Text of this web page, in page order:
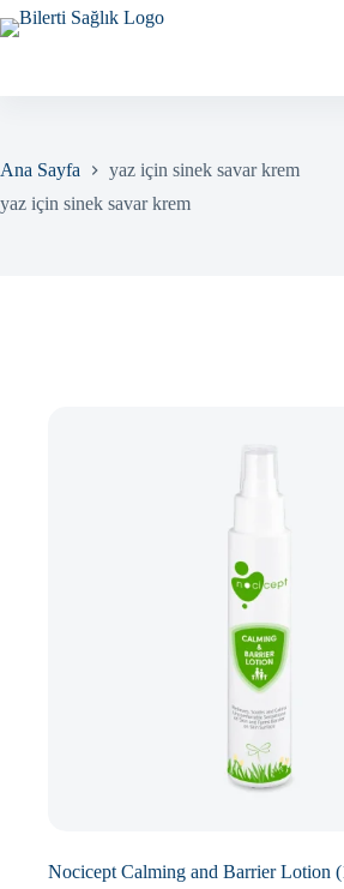
Skip
to
Ana Sayfa
yaz için sinek savar krem
yaz için sinek savar krem
Nocicept Calming and Barrier Lotion